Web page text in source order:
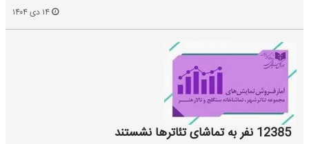
12385 نفر به تماشای تئاترها نشستند